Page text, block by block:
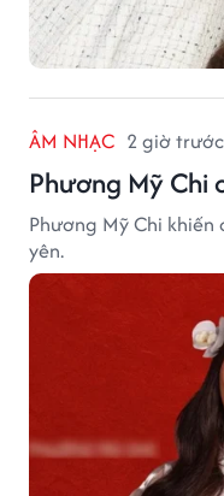
ÂM NHẠC 2 giờ trước
Phương Mỹ Chi
Phương Mỹ Chi
yên.